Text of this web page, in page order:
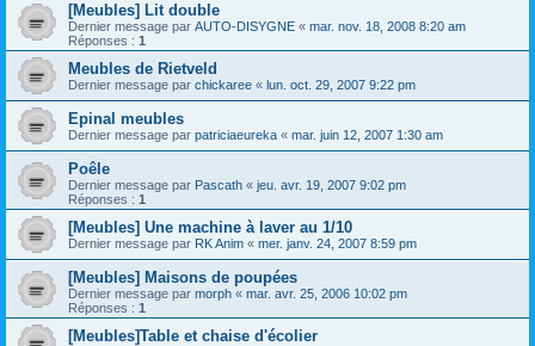
[Meubles] Lit double
Dernier message par AUTO-DISYGNE « mar. nov. 18, 2008 8:20 am
Réponses : 1
Meubles de Rietveld
Dernier message par chickaree « lun. oct. 29, 2007 9:22 pm
Epinal meubles
Dernier message par patriciaeureka « mar. juin 12, 2007 1:30 am
Poêle
Dernier message par Pascath « jeu. avr. 19, 2007 9:02 pm
Réponses : 1
[Meubles] Une machine à laver au 1/10
Dernier message par RK Anim « mer. janv. 24, 2007 8:59 pm
[Meubles] Maisons de poupées
Dernier message par morph « mar. avr. 25, 2006 10:02 pm
Réponses : 1
[Meubles]Table et chaise d'écolier